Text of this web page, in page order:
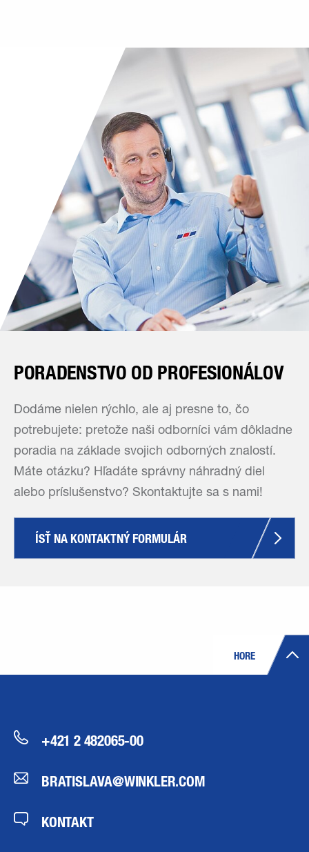
PORADENSTVO OD PROFESIONÁLOV
Dodáme nielen rýchlo, ale aj presne to, čo
potrebujete: pretože naši odborníci vám dôkladne
poradia na základe svojich odborných znalostí.
Máte otázku? Hľadáte správny náhradný diel
alebo príslušenstvo? Skontaktujte sa s nami!
ÍSŤ NA KONTAKTNÝ FORMULÁR
HORE
+421 2 482065-00
BRATISLAVA@WINKLER.COM
KONTAKT